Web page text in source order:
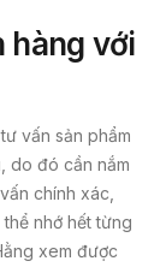
hàng với
vấn sản phẩm
do đó cần nắm
chính xác,
nhớ hết từng
xem được